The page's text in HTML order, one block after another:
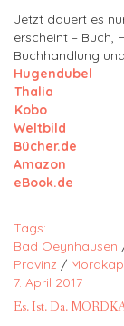
Jetzt dauert es
erscheint – Buch,
Buchhandlung
Hugendubel
Thalia
Kobo
Weltbild
Bücher.de
Amazon
eBook.de
Tags:
Bad Oeynhausen
Provinz /
7. April 2017
Es. Ist. Da.